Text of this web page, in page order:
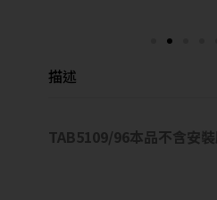
描述
TAB5109/96本品不含安